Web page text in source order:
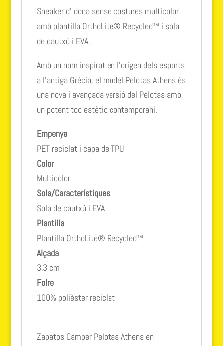
Sneaker d’ dona sense costures multicolor
amb plantilla OrthoLite® Recycled™ i sola
de cautxú i EVA.
Amb un nom inspirat en l’origen dels esports
a l’antiga Grècia, el model Pelotas Athens és
una nova i avançada versió del Pelotas amb
un potent toc estètic contemporani.
Empenya
PET reciclat i capa de TPU
Color
Multicolor
Sola/Característiques
Sola de cautxú i EVA
Plantilla
Plantilla OrthoLite® Recycled™
Alçada
3,3 cm
Folre
100% polièster reciclat
Zapatos Camper Pelotas Athens en